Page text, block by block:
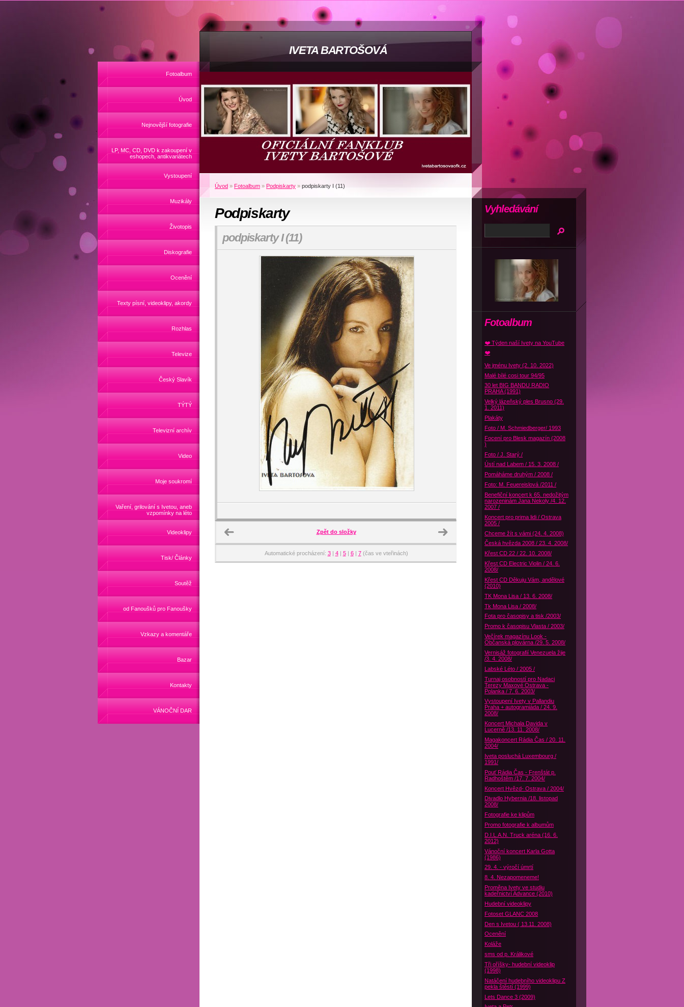
IVETA BARTOŠOVÁ
Fotoalbum
Úvod
Nejnovější fotografie
LP, MC, CD, DVD k zakoupení v
eshopech, antikvariátech
Vystoupení
Muzikály
Životopis
Diskografie
Ocenění
Texty písní, videoklipy, akordy
Rozhlas
Televize
Český Slavík
TÝTÝ
Televizní archív
Video
Moje soukromí
Vaření, grilování s Ivetou, aneb
vzpomínky na léto
Videoklipy
Tisk/ Články
Soutěž
od Fanoušků pro Fanoušky
Vzkazy a komentáře
Bazar
Kontakty
VÁNOČNÍ DAR
Úvod » Fotoalbum » Podpiskarty » podpiskarty I (11)
Podpiskarty
podpiskarty I (11)
Zpět do složky
Automatické procházení: 3| 4| 5| 6| 7(čas ve vteřinách)
Fotoalbum
❤️ Týden naší Ivety na YouTube
❤️
Ve jménu Ivety (2. 10. 2022)
Malé bílé cosi tour 94/95
30 let BIG BANDU RADIO
PRAHA (1991)
Velký lázeňský ples Brusno (29.
1. 2011)
Plakáty
Foto / M. Schmiedberger/ 1993
Focení pro Blesk magazín (2008
)
Foto / J. Starý /
Ústí nad Labem / 15. 3. 2008 /
Pomáháme druhým / 2008 /
Foto: M. Feuereislová /2011 /
Benefiční koncert k 65. nedožitým
narozeninám Jana Nekoly /4. 12.
2007 /
Koncert pro prima lidi / Ostrava
2005 /
Chceme žít s vámi (24. 4. 2008)
Česká hvězda 2008 / 23. 4. 2008/
Křest CD 22 / 22. 10. 2008/
Křest CD Electric Violin / 24. 6.
2008/
Křest CD Děkuju Vám, andělové
(2010)
TK Mona Lisa / 13. 6. 2008/
Tk Mona Lisa / 2008/
Fota pro časopisy a tisk /2003/
Promo k časopisu Vlasta / 2003/
Večírek magazínu Look -
Občanská plovárna /29. 5. 2008/
Vernisáž fotografií Venezuela žije
/3. 4. 2008/
Labské Léto / 2005 /
Turnaj osobností pro Nadaci
Terezy Maxové Ostrava -
Polanka / 7. 6. 2003/
Vystoupení Ivety v Pallandiu
Praha + autogramiáda / 24. 9.
2008/
Koncert Michala Davida v
Lucerně /13. 11. 2008/
Magakoncert Rádia Čas / 20. 11.
2004/
Iveta posluchá Luxembourg /
1991/
Pouť Rádia Čas - Frenštát p.
Radhoštěm /17. 7. 2004/
Koncert Hvězd- Ostrava / 2004/
Divadlo Hybernia /18. listopad
2008/
Fotografie ke klipům
Promo fotografie k albumům
D.I.L.A.N. Truck aréna (16. 6.
2012)
Vánoční koncert Karla Gotta
(1986)
29. 4. - výročí úmrtí
8. 4. Nezapomeneme!
Proměna Ivety ve studiu
kadeřnictví Advance (2010)
Hudební videoklipy
Fotoset GLANC 2008
Den s Ivetou ( 13.11. 2008)
Ocenění
Koláže
sms od p. Králikové
Tři oříšky- hudební videoklip
(1998)
Natáčení hudebního videoklipu Z
pekla štěstí (1999)
Lets Dance 3 (2009)
Vyhledávání